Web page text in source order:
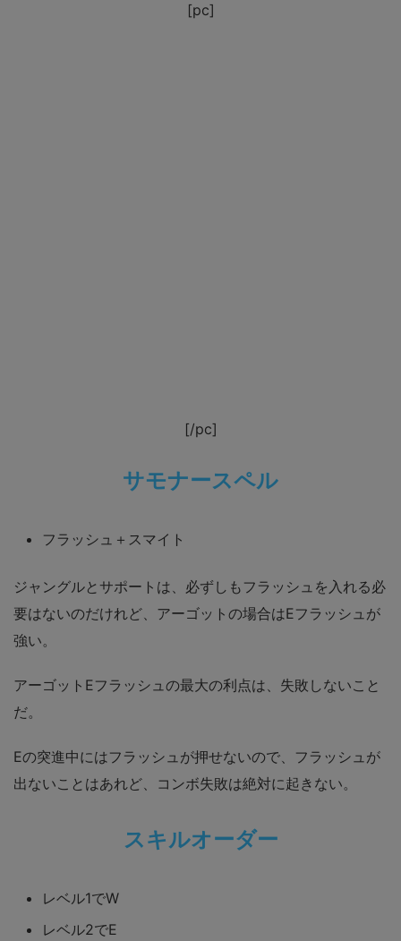
[pc]
[/pc]
サモナースペル
フラッシュ＋スマイト
ジャングルとサポートは、必ずしもフラッシュを入れる必
要はないのだけれど、アーゴットの場合はEフラッシュが
強い。
アーゴットEフラッシュの最大の利点は、失敗しないこと
だ。
Eの突進中にはフラッシュが押せないので、フラッシュが
出ないことはあれど、コンボ失敗は絶対に起きない。
スキルオーダー
レベル1でW
レベル2でE